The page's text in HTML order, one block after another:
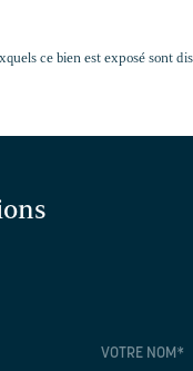
ce bien est exposé sont
VOTRE NOM*